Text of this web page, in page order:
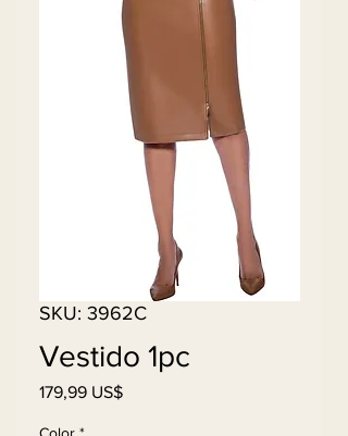
SKU: 3962C
Vestido 1pc
179,99 US$Precio